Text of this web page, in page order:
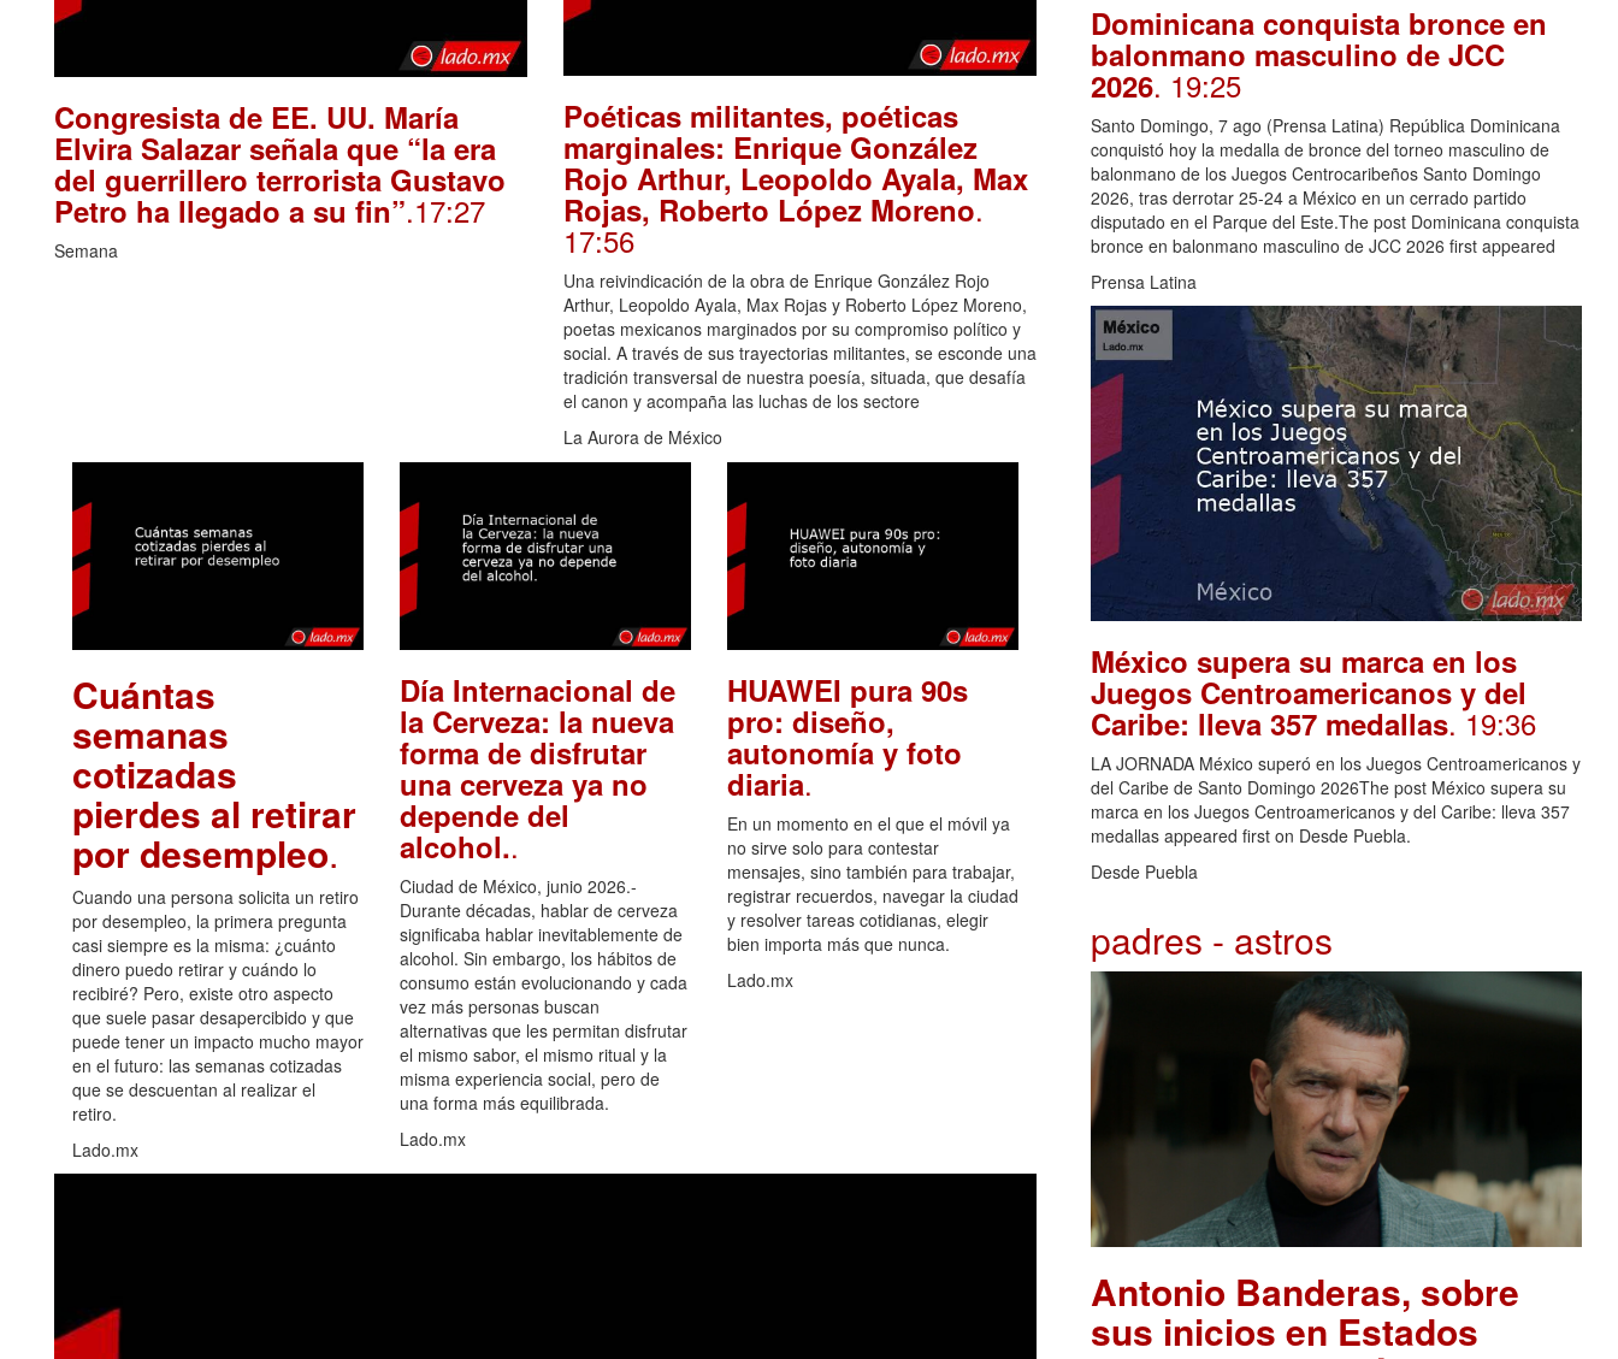
Congresista de EE. UU. María
Elvira Salazar señala que “la era
del guerrillero terrorista Gustavo
Petro ha llegado a su fin”.17:27
Semana
Poéticas militantes, poéticas
marginales: Enrique González
Rojo Arthur, Leopoldo Ayala, Max
Rojas, Roberto López Moreno.
17:56
Una reivindicación de la obra de Enrique González Rojo
Arthur, Leopoldo Ayala, Max Rojas y Roberto López Moreno,
poetas mexicanos marginados por su compromiso político y
social. A través de sus trayectorias militantes, se esconde una
tradición transversal de nuestra poesía, situada, que desafía
el canon y acompaña las luchas de los sectore
La Aurora de México
Cuántas
semanas
cotizadas
pierdes al retirar
por desempleo.
Cuando una persona solicita un retiro
por desempleo, la primera pregunta
casi siempre es la misma: ¿cuánto
dinero puedo retirar y cuándo lo
recibiré? Pero, existe otro aspecto
que suele pasar desapercibido y que
puede tener un impacto mucho mayor
en el futuro: las semanas cotizadas
que se descuentan al realizar el
retiro.
Lado.mx
Día Internacional de
la Cerveza: la nueva
forma de disfrutar
una cerveza ya no
depende del
alcohol..
Ciudad de México, junio 2026.-
Durante décadas, hablar de cerveza
significaba hablar inevitablemente de
alcohol. Sin embargo, los hábitos de
consumo están evolucionando y cada
vez más personas buscan
alternativas que les permitan disfrutar
el mismo sabor, el mismo ritual y la
misma experiencia social, pero de
una forma más equilibrada.
Lado.mx
HUAWEI pura 90s
pro: diseño,
autonomía y foto
diaria.
En un momento en el que el móvil ya
no sirve solo para contestar
mensajes, sino también para trabajar,
registrar recuerdos, navegar la ciudad
y resolver tareas cotidianas, elegir
bien importa más que nunca.
Lado.mx
Dominicana conquista bronce en
balonmano masculino de JCC
2026. 19:25
Santo Domingo, 7 ago (Prensa Latina) República Dominicana
conquistó hoy la medalla de bronce del torneo masculino de
balonmano de los Juegos Centrocaribeños Santo Domingo
2026, tras derrotar 25-24 a México en un cerrado partido
disputado en el Parque del Este.The post Dominicana conquista
bronce en balonmano masculino de JCC 2026 first appeared
Prensa Latina
México supera su marca en los
Juegos Centroamericanos y del
Caribe: lleva 357 medallas. 19:36
LA JORNADA México superó en los Juegos Centroamericanos y
del Caribe de Santo Domingo 2026The post México supera su
marca en los Juegos Centroamericanos y del Caribe: lleva 357
medallas appeared first on Desde Puebla.
Desde Puebla
padres - astros
Antonio Banderas, sobre
sus inicios en Estados